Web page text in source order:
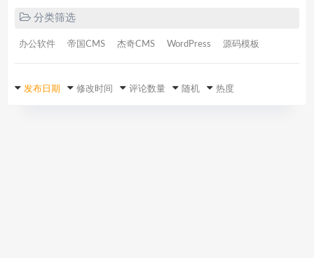
分类筛选
办公软件 帝国CMS 杰奇CMS WordPress 源码模板
发布日期 修改时间 评论数量 随机 热度